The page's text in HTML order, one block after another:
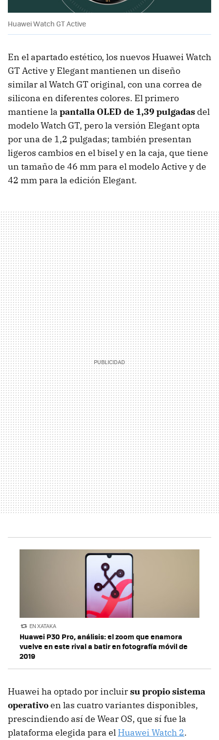
Huawei Watch GT Active
En el apartado estético, los nuevos Huawei Watch
GT Active y Elegant mantienen un diseño
similar al Watch GT original, con una correa de
silicona en diferentes colores. El primero
mantiene la pantalla OLED de 1,39 pulgadas del
modelo Watch GT, pero la versión Elegant opta
por una de 1,2 pulgadas; también presentan
ligeros cambios en el bisel y en la caja, que tiene
un tamaño de 46 mm para el modelo Active y de
42 mm para la edición Elegant.
EN XATAKA
Huawei P30 Pro, análisis: el zoom que enamora
vuelve en este rival a batir en fotografía móvil de
2019
Huawei ha optado por incluirsu propio sistema
operativoen las cuatro variantes disponibles,
prescindiendo así de Wear OS, que sí fue la
plataforma elegida para el Huawei Watch 2.